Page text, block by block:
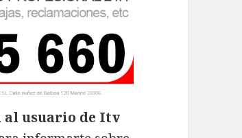
al usuario de Itv